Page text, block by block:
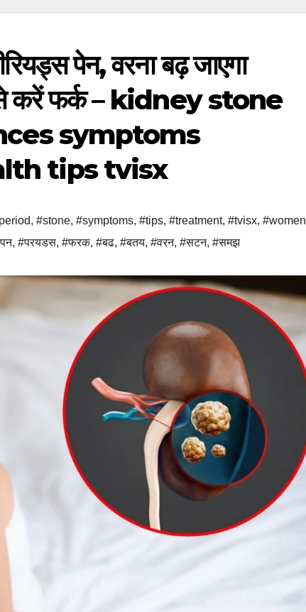
पेन, वरना बढ़ जाएगा
करें फर्क – kidney stone
symptoms
tips tvisx
, #stone, #symptoms, #tips, #treatment, #tvisx, #women
, #परयडस, #फरक, #बढ, #बतय, #वरन, #सटन, #समझ